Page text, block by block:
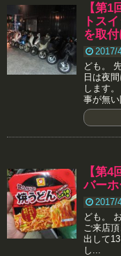
【第
トス
を取付
2017/
ども。
日は夜
します
事が無い
【第
バーホ
2017/
ども。
ご来店
出して
し...